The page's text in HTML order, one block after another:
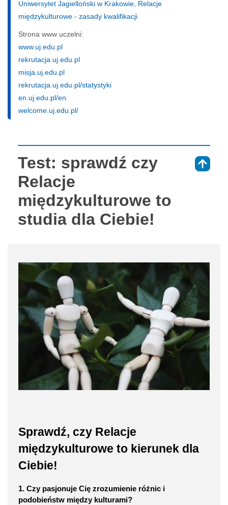
Uniwersytet Jagielloński w Krakowie, Relacje
międzykulturowe - zasady kwalifikacji
Strona www uczelni:
www.uj.edu.pl
rekrutacja.uj.edu.pl
misja.uj.edu.pl
rekrutacja.uj.edu.pl/statystyki
en.uj.edu.pl/en
welcome.uj.edu.pl/
Test: sprawdź czy
Relacje
międzykulturowe to
studia dla Ciebie!
Sprawdź, czy Relacje
międzykulturowe to kierunek dla
Ciebie!
1. Czy pasjonuje Cię zrozumienie różnic i
podobieństw między kulturami?